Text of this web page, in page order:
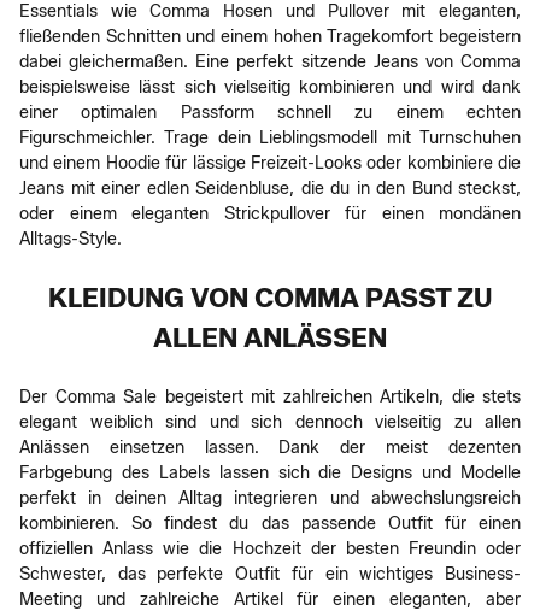
Essentials wie Comma Hosen und Pullover mit eleganten,
fließenden Schnitten und einem hohen Tragekomfort begeistern
dabei gleichermaßen. Eine perfekt sitzende Jeans von Comma
beispielsweise lässt sich vielseitig kombinieren und wird dank
einer optimalen Passform schnell zu einem echten
Figurschmeichler. Trage dein Lieblingsmodell mit Turnschuhen
und einem Hoodie für lässige Freizeit-Looks oder kombiniere die
Jeans mit einer edlen Seidenbluse, die du in den Bund steckst,
oder einem eleganten Strickpullover für einen mondänen
Alltags-Style.
KLEIDUNG VON COMMA PASST ZU
ALLEN ANLÄSSEN
Der Comma Sale begeistert mit zahlreichen Artikeln, die stets
elegant weiblich sind und sich dennoch vielseitig zu allen
Anlässen einsetzen lassen. Dank der meist dezenten
Farbgebung des Labels lassen sich die Designs und Modelle
perfekt in deinen Alltag integrieren und abwechslungsreich
kombinieren. So findest du das passende Outfit für einen
offiziellen Anlass wie die Hochzeit der besten Freundin oder
Schwester, das perfekte Outfit für ein wichtiges Business-
Meeting und zahlreiche Artikel für einen eleganten, aber